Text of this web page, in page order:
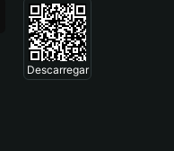
Descarregar